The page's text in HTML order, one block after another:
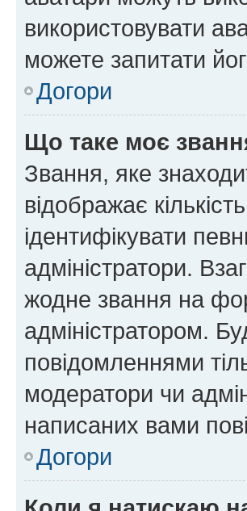
використовувати
можете запитати
Догори
Що таке моє
Звання, яке
відображає
ідентифікувати
адміністратори.
жодне звання на
адміністратором.
повідомленнями
модератори чи
написаних вами
Догори